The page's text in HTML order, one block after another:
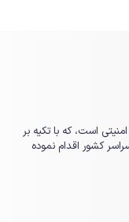
موارد پیش رو در
وجود داشته
احتمالی در هنگام
دعوت می‌کنیم تا به
است، که با تکیه بر
کشور اقدام نموده